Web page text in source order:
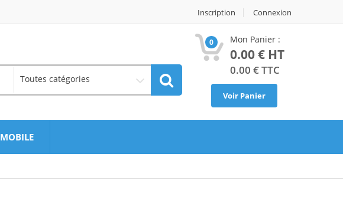
Inscription Connexion
Toutes catégories
0 Mon Panier :
0.00€ HT
0.00 € TTC
Voir Panier
MOBILE